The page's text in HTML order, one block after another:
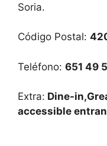
Soria.
Código Postal:
Teléfono: 651 49
Extra: Dine-
accessible